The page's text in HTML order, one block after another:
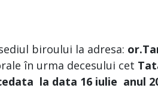
biroului la adresa:
în urma decesului cet
la data 16 iulie anul